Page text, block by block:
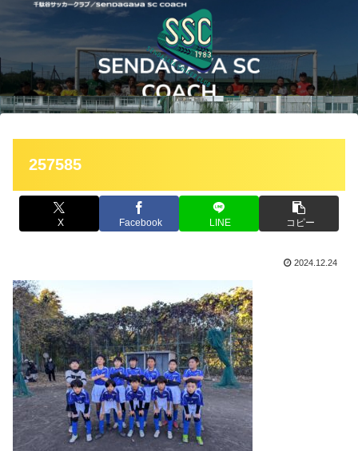
257585
X Facebook LINE コピー
2024.12.24